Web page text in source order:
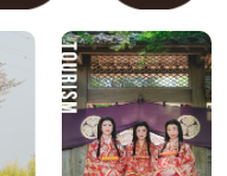
FURUSATO TAX